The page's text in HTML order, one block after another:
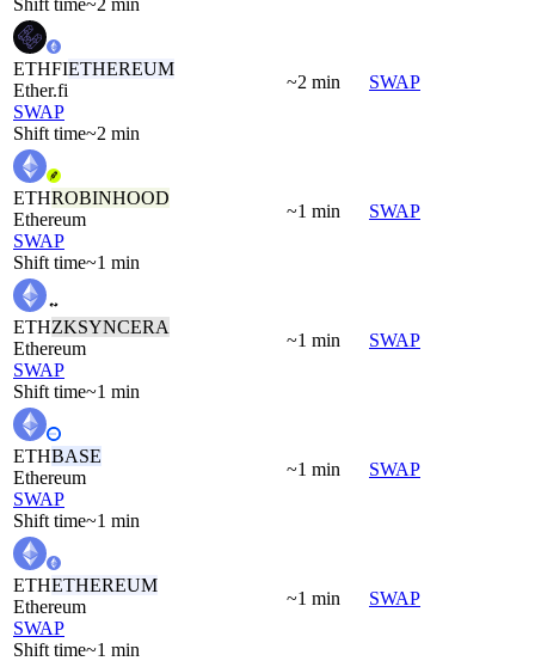
ETHFIETHEREUM
Ether.fi
SWAP
Shift time~2 min
~2 min SWAP
ETHROBINHOOD
Ethereum
SWAP
Shift time~1 min
~1 min SWAP
ETHZKSYNCERA
Ethereum
SWAP
Shift time~1 min
~1 min SWAP
ETHBASE
Ethereum
SWAP
Shift time~1 min
~1 min SWAP
ETHETHEREUM
Ethereum
SWAP
Shift time~1 min
~1 min SWAP